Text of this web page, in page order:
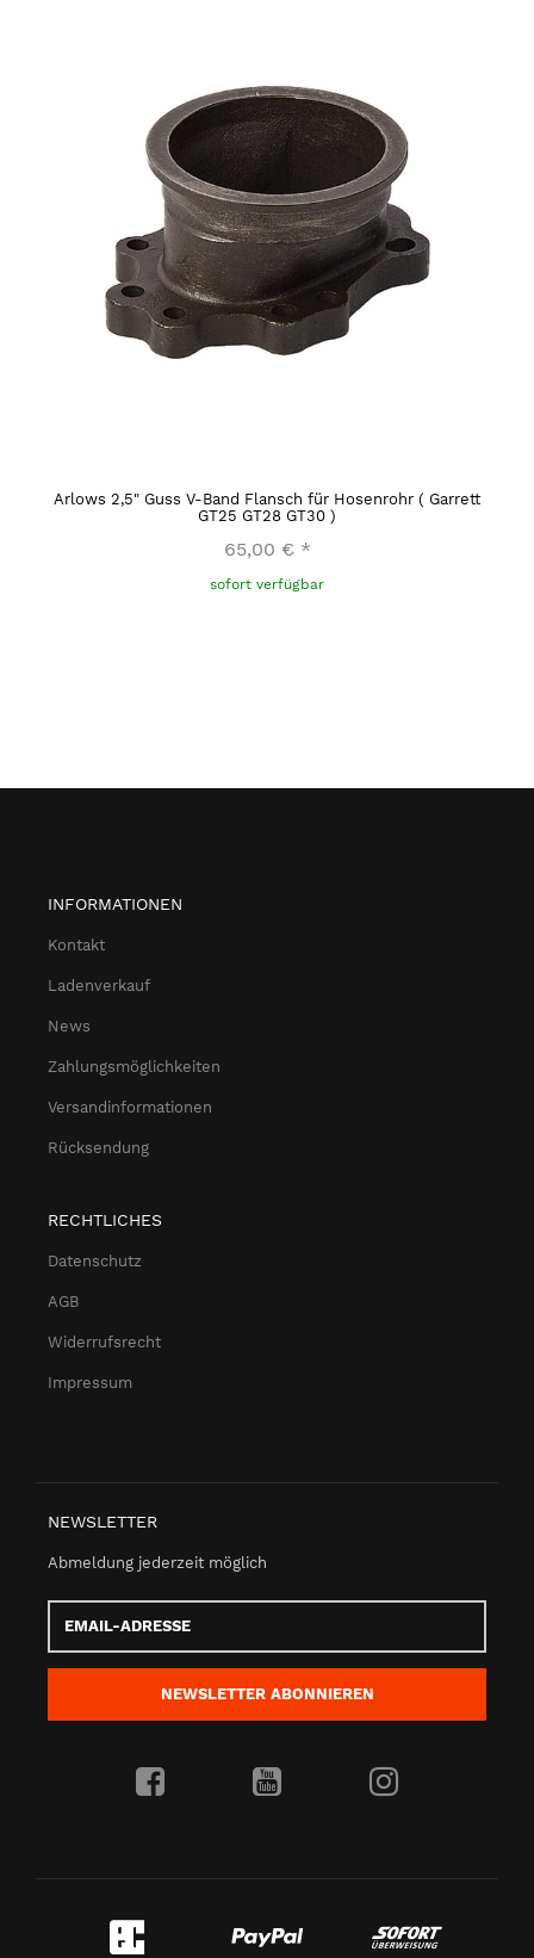
Arlows 2,5" Guss V-Band Flansch für Hosenrohr ( Garrett
GT25 GT28 GT30 )
65,00 € *
sofort verfügbar
INFORMATIONEN
Kontakt
Ladenverkauf
News
Zahlungsmöglichkeiten
Versandinformationen
Rücksendung
RECHTLICHES
Datenschutz
AGB
Widerrufsrecht
Impressum
NEWSLETTER
Abmeldung jederzeit möglich
Adresse
NEWSLETTER ABONNIEREN